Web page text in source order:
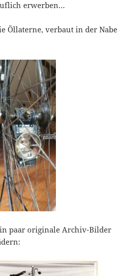
erwerben…
Öllaterne, verbaut in der Nabe
paar originale Archiv-Bilder